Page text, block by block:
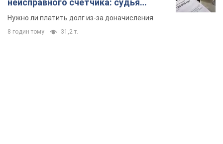
неисправного счетчика: судья
вынес неожиданное решение
Нужно ли платить долг из-за доначисления
8 годин тому 31,2 т.